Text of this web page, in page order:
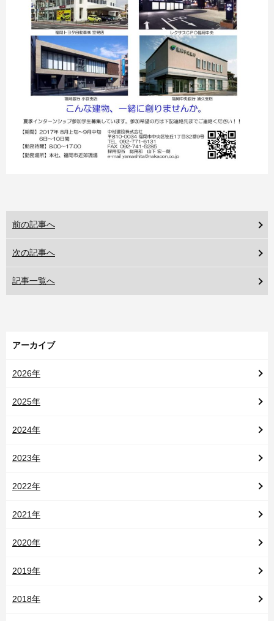
前の記事へ
次の記事へ
記事一覧へ
アーカイブ
2026年
2025年
2024年
2023年
2022年
2021年
2020年
2019年
2018年